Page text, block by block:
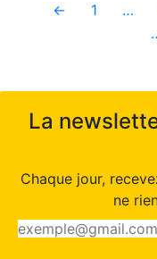
← 1 …
La
Chaque jour,
ne